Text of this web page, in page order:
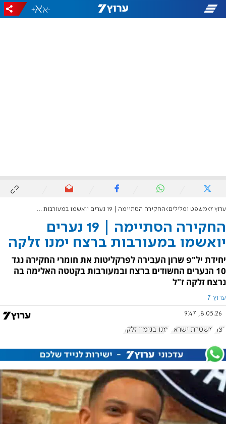
-
+
ערוץ 7 משפט ופלילים החקירה הסתיימה | 19 נערים יואשמו במעורבות ברצח ימנו זלקה
החקירה הסתיימה | 19 נערים
יואשמו במעורבות ברצח ימנו זלקה
יחידת יל"פ שרון העבירה לפרקליטות את חומרי החקירה נגד
10 הנערים החשודים ברצח ובמעורבות בקטטה האלימה בה
נרצח זלקה ז"ל
ערוץ 7
8.05.26, 9:47
רצח משטרת ישראל ימנו בנימין זלקה